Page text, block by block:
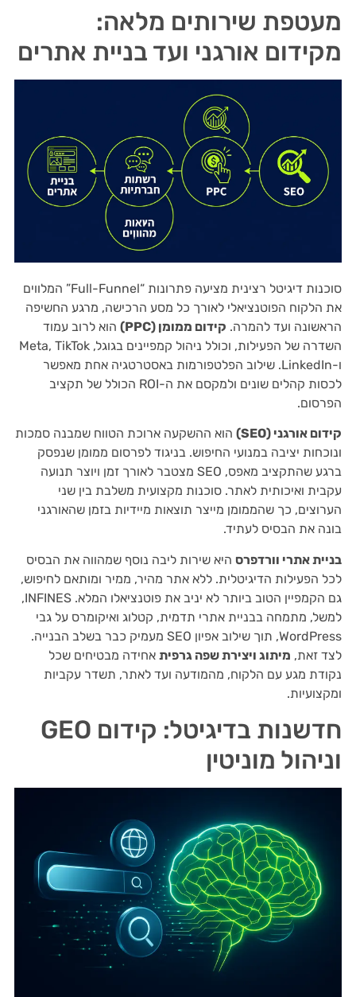
מעטפת שירותים מלאה:
מקידום אורגני ועד בניית אתרים
סוכנות דיגיטל רצינית מציעה פתרונות “Full-Funnel” המלווים
את הלקוח הפוטנציאלי לאורך כל מסע הרכישה, מרגע החשיפה
הראשונה ועד להמרה. קידום ממומן (PPC)
הוא לרוב עמוד
השדרה של הפעילות, וכולל ניהול קמפיינים בגוגל, Meta, TikTok
ו-LinkedIn. שילוב הפלטפורמות באסטרטגיה אחת מאפשר
לכסות קהלים שונים ולמקסם את ה-ROI הכולל של תקציב
הפרסום.
קידום אורגני (SEO)
הוא ההשקעה ארוכת הטווח שמבנה סמכות
ונוכחות יציבה במנועי החיפוש. בניגוד לפרסום ממומן שנפסק
ברגע שהתקציב מאפס, SEO מצטבר לאורך זמן ויוצר תנועה
עקבית ואיכותית לאתר. סוכנות מקצועית משלבת בין שני
הערוצים, כך שהממומן מייצר תוצאות מיידיות בזמן שהאורגני
בונה את הבסיס לעתיד.
בניית אתרי וורדפרס היא שירות ליבה נוסף שמהווה את הבסיס
לכל הפעילות הדיגיטלית. ללא אתר מהיר, ממיר ומותאם לחיפוש,
גם הקמפיין הטוב ביותר לא יניב את פוטנציאלו המלא. INFINES,
למשל, מתמחה בבניית אתרי תדמית, קטלוג ואיקומרס על גבי
WordPress, תוך שילוב אפיון SEO מעמיק כבר בשלב הבנייה.
לצד זאת, מיתוג ויצירת שפה גרפית אחידה מבטיחים שכל
נקודת מגע עם הלקוח, מהמודעה ועד לאתר, תשדר עקביות
ומקצועיות.
חדשנות בדיגיטל: קידום GEO
וניהול מוניטין